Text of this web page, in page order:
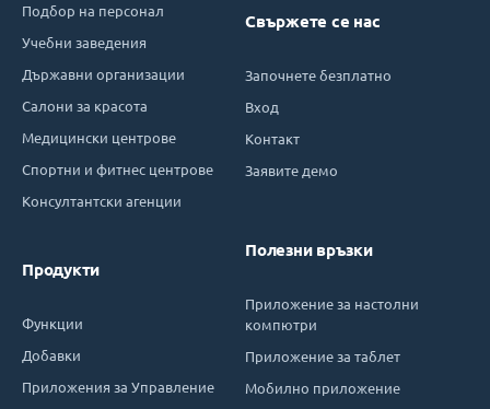
Подбор на персонал
Учебни заведения
Държавни организации
Салони за красота
Медицински центрове
Спортни и фитнес центрове
Консултантски агенции
Продукти
Функции
Добавки
Приложения за Управление
Свържете се нас
Започнете безплатно
Вход
Контакт
Заявите демо
Полезни връзки
Приложение за настолни
компютри
Приложение за таблет
Мобилно приложение